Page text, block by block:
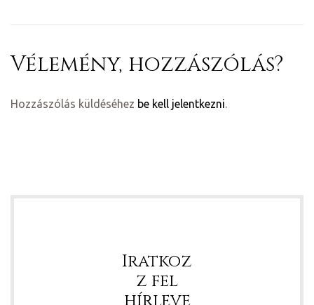
Vélemény, hozzászólás?
Hozzászólás küldéséhez be kell jelentkezni.
Iratkoz
z fel